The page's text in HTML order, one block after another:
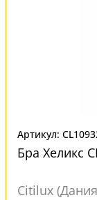
Артикул:
Бра Хеликс
Citilux